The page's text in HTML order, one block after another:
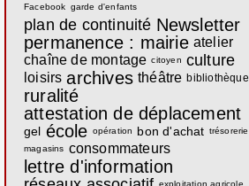
Facebook garde d'enfants
plan de continuité Newsletter
permanence : mairie atelier
chaîne de montage citoyen culture
loisirs archives théâtre bibliothèque
ruralité
attestation de déplacement
gel école opération bon d'achat trésorerie
magasins consommateurs
lettre d'information
exploitation agricole